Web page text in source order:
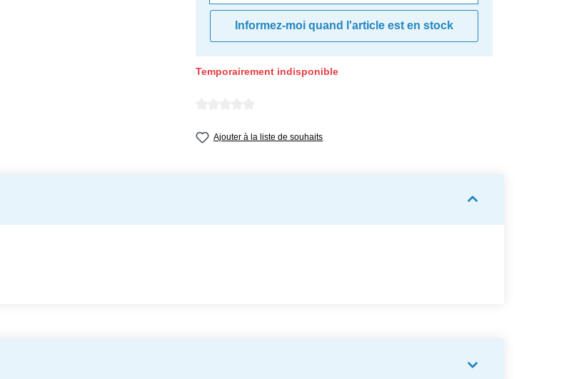
Informez-moi quand l'article est en stock
Temporairement indisponible
Ajouter à la liste de souhaits